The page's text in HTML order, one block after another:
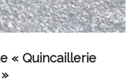
« Quincaillerie